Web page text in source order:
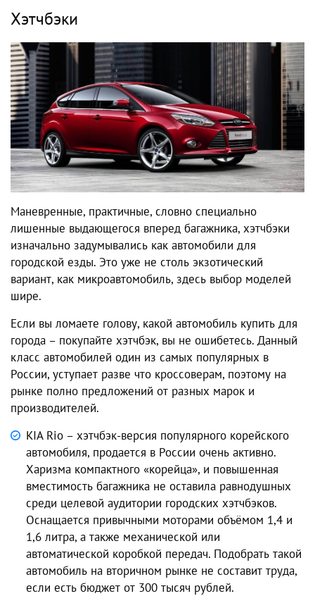
Хэтчбэки
Маневренные, практичные, словно специально
лишенные выдающегося вперед багажника, хэтчбэки
изначально задумывались как автомобили для
городской езды. Это уже не столь экзотический
вариант, как микроавтомобиль, здесь выбор моделей
шире.
Если вы ломаете голову, какой автомобиль купить для
города – покупайте хэтчбэк, вы не ошибетесь. Данный
класс автомобилей один из самых популярных в
России, уступает разве что кроссоверам, поэтому на
рынке полно предложений от разных марок и
производителей.
KIA Rio – хэтчбэк-версия популярного корейского
автомобиля, продается в России очень активно.
Харизма компактного «корейца», и повышенная
вместимость багажника не оставила равнодушных
среди целевой аудитории городских хэтчбэков.
Оснащается привычными моторами объёмом 1,4 и
1,6 литра, а также механической или
автоматической коробкой передач. Подобрать такой
автомобиль на вторичном рынке не составит труда,
если есть бюджет от 300 тысяч рублей.